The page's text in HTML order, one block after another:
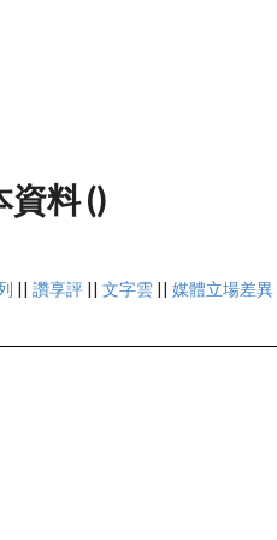
料 ()
|| 讚享評 || 文字雲 || 媒體立場差異